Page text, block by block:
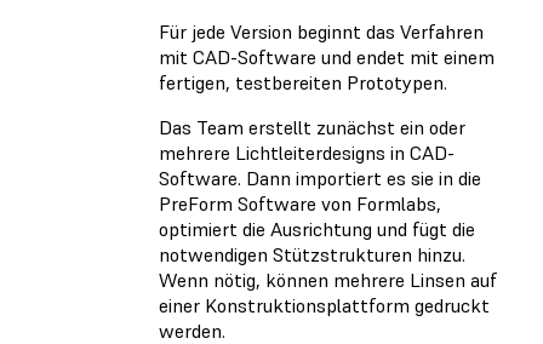
Für jede Version beginnt das Verfahren
mit CAD-Software und endet mit einem
fertigen, testbereiten Prototypen.
Das Team erstellt zunächst ein oder
mehrere Lichtleiterdesigns in CAD-
Software. Dann importiert es sie in die
PreForm Software von Formlabs,
optimiert die Ausrichtung und fügt die
notwendigen Stützstrukturen hinzu.
Wenn nötig, können mehrere Linsen auf
einer Konstruktionsplattform gedruckt
werden.